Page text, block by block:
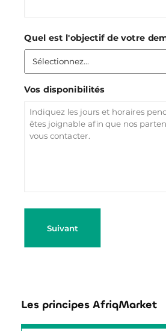
Quel est l'objectif de votre
Vos disponibilités
Les principes AfriqMarket